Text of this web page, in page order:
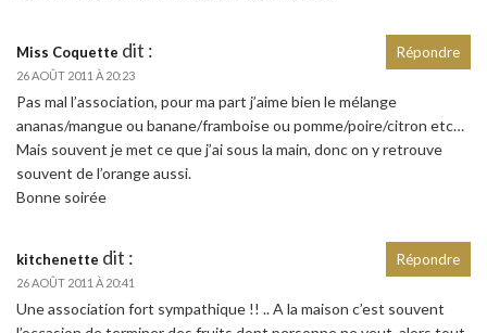
Miss Coquette dit :
26 AOÛT 2011 À 20:23
Pas mal l’association, pour ma part j’aime bien le mélange
ananas/mangue ou banane/framboise ou pomme/poire/citron etc…
Mais souvent je met ce que j’ai sous la main, donc on y retrouve
souvent de l’orange aussi.
Bonne soirée
Répondre
kitchenette dit :
26 AOÛT 2011 À 20:41
Une association fort sympathique !! .. A la maison c’est souvent
Répondre